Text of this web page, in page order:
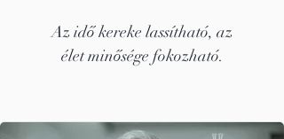
Az idő kereke lassítható, az
élet minősége fokozható.